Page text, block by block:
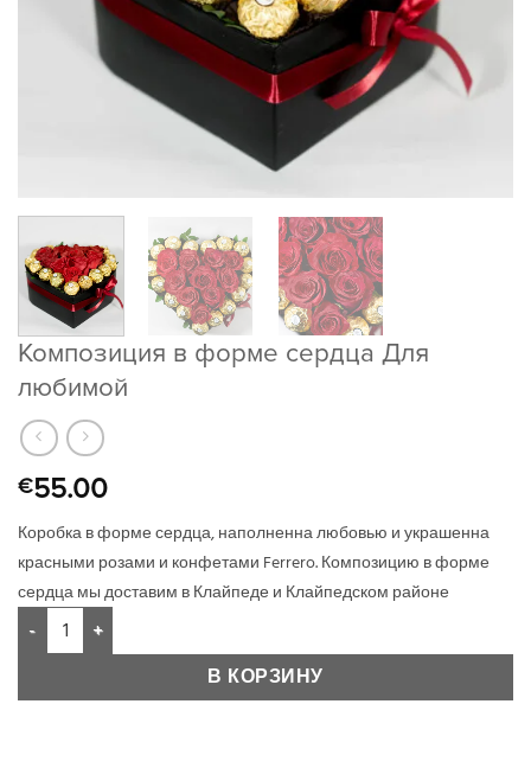
Композиция в форме сердца Для
любимой
€55.00
Коробка в форме сердца, наполненна любовью и украшенна
красными розами и конфетами Ferrero. Композицию в форме
сердца мы доставим в Клайпеде и Клайпедском районе
В КОРЗИНУ